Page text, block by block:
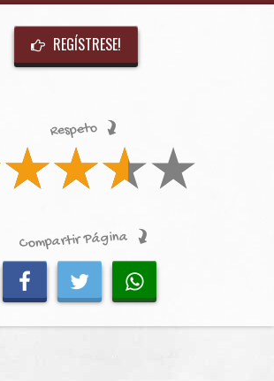
REGÍSTRESE!
Respeto
Compartir Página